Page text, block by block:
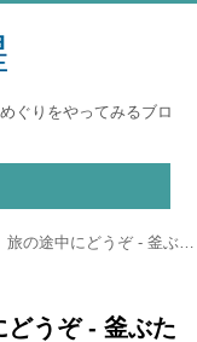
ぐりをやってみるブロ
にどうぞ - 釜ぶたの湯（上越市）
どうぞ - 釜ぶた